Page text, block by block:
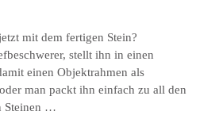
mit dem fertigen Stein?
stellt ihn in einen
einen Objektrahmen als
man packt ihn einfach zu all den
Steinen …